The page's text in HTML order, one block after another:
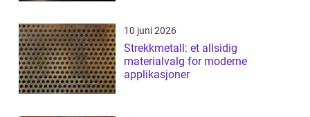
10 juni 2026
Strekkmetall: et allsidig
materialvalg for moderne
applikasjoner